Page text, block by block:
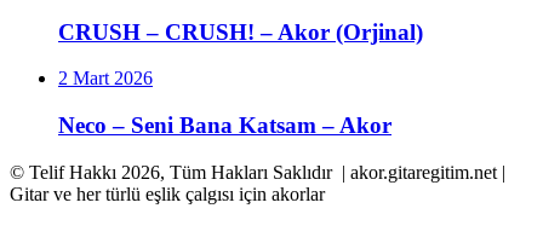
CRUSH – CRUSH! – Akor (Orjinal)
2 Mart 2026
Neco – Seni Bana Katsam – Akor
© Telif Hakkı 2026, Tüm Hakları Saklıdır | akor.gitaregitim.net |
Gitar ve her türlü eşlik çalgısı için akorlar